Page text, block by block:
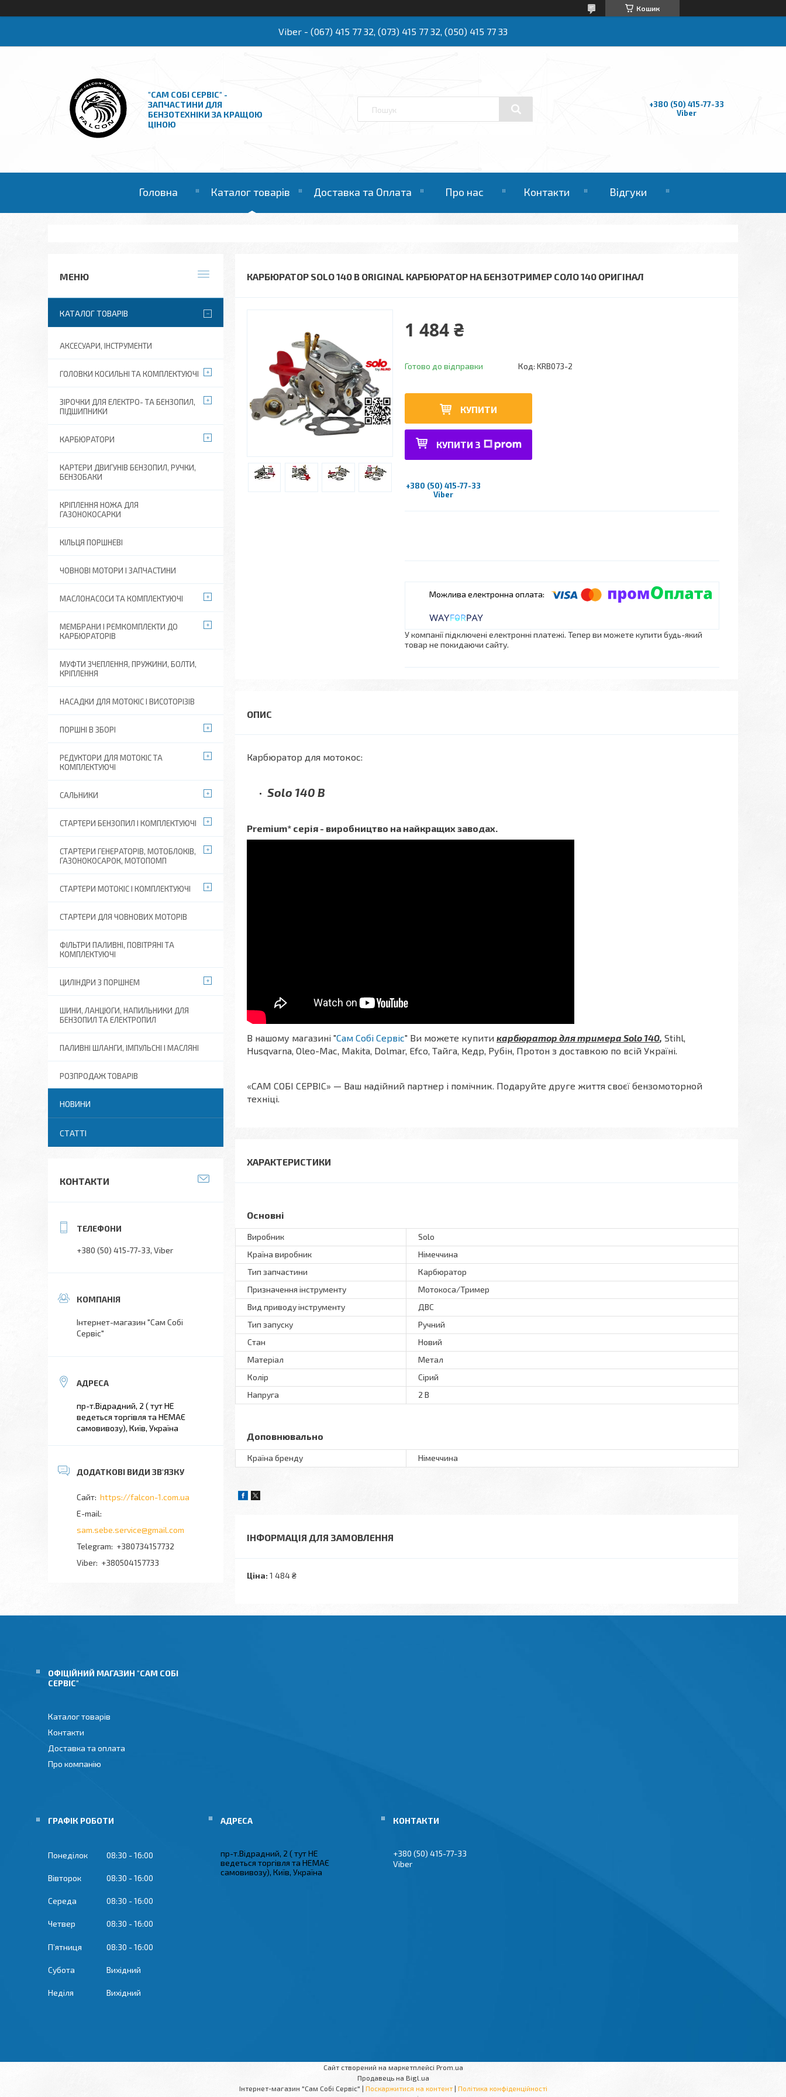
Кошик
Viber - (067) 415 77 32, (073) 415 77 32, (050) 415 77 33
"САМ СОБІ СЕРВІС" -
ЗАПЧАСТИНИ ДЛЯ
БЕНЗОТЕХНІКИ ЗА КРАЩОЮ
ЦІНОЮ
+380 (50) 415-77-33
Viber
Головна Каталог товарів Доставка та Оплата Про нас Контакти Відгуки
КАРБЮРАТОР SOLO 140 B ORIGINAL КАРБЮРАТОР НА БЕНЗОТРИМЕР СОЛО 140 ОРИГІНАЛ
1 484 ₴
Готово до відправки Код: KRB073-2
КУПИТИ
КУПИТИ З
+380 (50) 415-77-33
Viber
У компанії підключені електронні платежі. Тепер ви можете купити будь-який
товар не покидаючи сайту.
Карбюратор для мотокос:
Solo 140 B
Premium* серія - виробництво на найкращих заводах.
В нашому магазині "Сам Собі Сервіс" Ви можете купити карбюратор для тримера Solo 140, Stihl,
Husqvarna, Oleo-Mac, Makita, Dolmar, Efco, Тайга, Кедр, Рубін, Протон з доставкою по всій Україні.
«САМ СОБІ СЕРВІС» — Ваш надійний партнер і помічник. Подаруйте друге життя своєї бензомоторной
техніці.
ХАРАКТЕРИСТИКИ
Основні
Виробник
Solo
Країна виробник
Німеччина
Тип запчастини
Карбюратор
Призначення інструменту
Мотокоса/Тример
Вид приводу інструменту
ДВС
Тип запуску
Ручний
Стан
Новий
Матеріал
Метал
Колір
Сірий
Напруга
2 В
Доповнювально
Країна бренду Німеччина
ІНФОРМАЦІЯ ДЛЯ ЗАМОВЛЕННЯ
Ціна: 1 484 ₴
КАТАЛОГ ТОВАРІВ
АКСЕСУАРИ, ІНСТРУМЕНТИ
ГОЛОВКИ КОСИЛЬНІ ТА КОМПЛЕКТУЮЧІ
ЗІРОЧКИ ДЛЯ ЕЛЕКТРО- ТА БЕНЗОПИЛ,
ПІДШИПНИКИ
КАРБЮРАТОРИ
КАРТЕРИ ДВИГУНІВ БЕНЗОПИЛ, РУЧКИ,
БЕНЗОБАКИ
КРІПЛЕННЯ НОЖА ДЛЯ
ГАЗОНОКОСАРКИ
КІЛЬЦЯ ПОРШНЕВІ
ЧОВНОВІ МОТОРИ І ЗАПЧАСТИНИ
МАСЛОНАСОСИ ТА КОМПЛЕКТУЮЧІ
МЕМБРАНИ І РЕМКОМПЛЕКТИ ДО
КАРБЮРАТОРІВ
МУФТИ ЗЧЕПЛЕННЯ, ПРУЖИНИ, БОЛТИ,
КРІПЛЕННЯ
НАСАДКИ ДЛЯ МОТОКІС І ВИСОТОРІЗІВ
ПОРШНІ В ЗБОРІ
РЕДУКТОРИ ДЛЯ МОТОКІС ТА
КОМПЛЕКТУЮЧІ
САЛЬНИКИ
СТАРТЕРИ БЕНЗОПИЛ І КОМПЛЕКТУЮЧІ
СТАРТЕРИ ГЕНЕРАТОРІВ, МОТОБЛОКІВ,
ГАЗОНОКОСАРОК, МОТОПОМП
СТАРТЕРИ МОТОКІС І КОМПЛЕКТУЮЧІ
СТАРТЕРИ ДЛЯ ЧОВНОВИХ МОТОРІВ
ФІЛЬТРИ ПАЛИВНІ, ПОВІТРЯНІ ТА
КОМПЛЕКТУЮЧІ
ЦИЛІНДРИ З ПОРШНЕМ
ШИНИ, ЛАНЦЮГИ, НАПИЛЬНИКИ ДЛЯ
БЕНЗОПИЛ ТА ЕЛЕКТРОПИЛ
ПАЛИВНІ ШЛАНГИ, ІМПУЛЬСНІ І МАСЛЯНІ
РОЗПРОДАЖ ТОВАРІВ
НОВИНИ
СТАТТІ
КОНТАКТИ
+380 (50) 415-77-33 Viber
Інтернет-магазин "Сам Собі
Сервіс"
пр-т.Відрадний, 2 ( тут НЕ
ведеться торгівля та НЕМАЄ
самовивозу), Київ, Україна
https://falcon-1.com.ua
sam.sebe.service@gmail.com
+380734157732
+380504157733
ОФІЦІЙНИЙ МАГАЗИН "САМ СОБІ
СЕРВІС"
Каталог товарів
Контакти
Доставка та оплата
Про компанію
ГРАФІК РОБОТИ
Понеділок 08:30 16:00
Вівторок 08:30 16:00
Середа 08:30 16:00
Четвер 08:30 16:00
Пʼятниця 08:30 16:00
Субота Вихідний
Неділя Вихідний
пр-т.Відрадний, 2 ( тут НЕ
ведеться торгівля та НЕМАЄ
самовивозу), Київ, Україна
+380 (50) 415-77-33
Viber
Сайт створений на маркетплейсі Prom.ua
Продавець на Bigl.ua
Інтернет-магазин "Сам Собі Сервіс" | Поскаржитися на контент | Політика конфіденційності